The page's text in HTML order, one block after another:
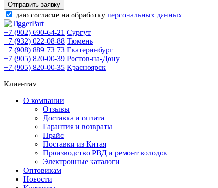
Отправить заявку
даю согласие на обработку персональных данных
+7 (902) 690-64-21 Сургут
+7 (932) 022-08-88 Тюмень
+7 (908) 889-73-73 Екатеринбург
+7 (905) 820-00-39 Ростов-на-Дону
+7 (905) 820-00-35 Красноярск
Клиентам
О компании
Отзывы
Доставка и оплата
Гарантия и возвраты
Прайс
Поставки из Китая
Производство РВД и ремонт колодок
Электронные каталоги
Оптовикам
Новости